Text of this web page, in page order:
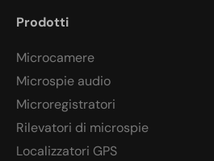
Prodotti
Microcamere
Microspie audio
Microregistratori
Rilevatori di microspie
Localizzatori GPS